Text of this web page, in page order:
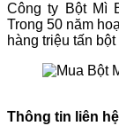
Công ty Bột Mì
Trong 50 năm
hàng triệu tấn
Thông tin liên hệ